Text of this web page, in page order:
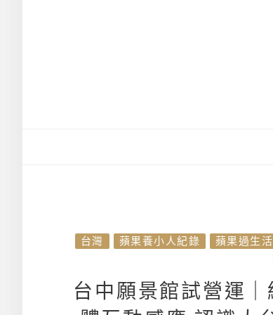
台灣 蘋果養小人紀錄 蘋果過生
台中願景館試營運